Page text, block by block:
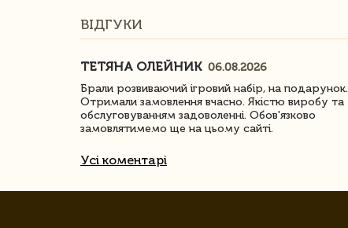
ВІДГУКИ
ТЕТЯНА ОЛЕЙНИК 06.08.2026
Брали розвиваючий ігровий набір, на подарунок.
Отримали замовлення вчасно. Якістю виробу та
обслуговуванням задоволенні. Обов'язково
замовлятимемо ще на цьому сайті.
Усі коментарі